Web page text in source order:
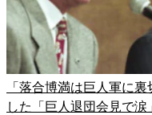
「落合博満は巨人軍に
した「巨人退団会見で